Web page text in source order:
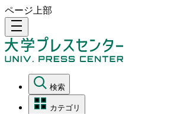
ページ上部
density_medium
検索
カテゴリ